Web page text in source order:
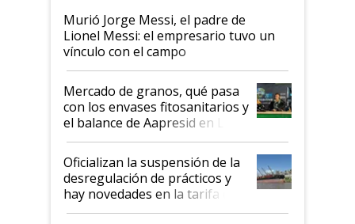
Murió Jorge Messi, el padre de
Lionel Messi: el empresario tuvo un
vínculo con el campo
Mercado de granos, qué pasa
con los envases fitosanitarios y
el balance de Aapresid en La
Posta
Oficializan la suspensión de la
desregulación de prácticos y
hay novedades en la tarifa de
la hidrovía